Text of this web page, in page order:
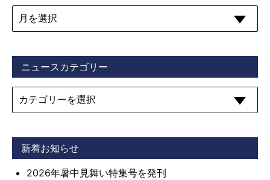
ニュースカテゴリー
新着お知らせ
2026年暑中見舞い特集号を発刊